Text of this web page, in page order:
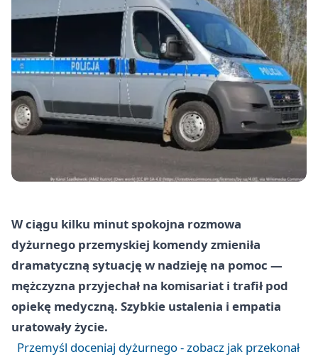
W ciągu kilku minut spokojna rozmowa
dyżurnego przemyskiej komendy zmieniła
dramatyczną sytuację w nadzieję na pomoc —
mężczyzna przyjechał na komisariat i trafił pod
opiekę medyczną. Szybkie ustalenia i empatia
uratowały życie.
Przemyśl doceniaj dyżurnego - zobacz jak przekonał